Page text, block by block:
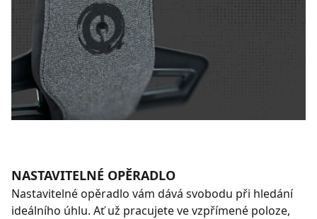
NASTAVITELNÉ OPĚRADLO
Nastavitelné opěradlo vám dává svobodu při hledání
ideálního úhlu. Ať už pracujete ve vzpřímené poloze,